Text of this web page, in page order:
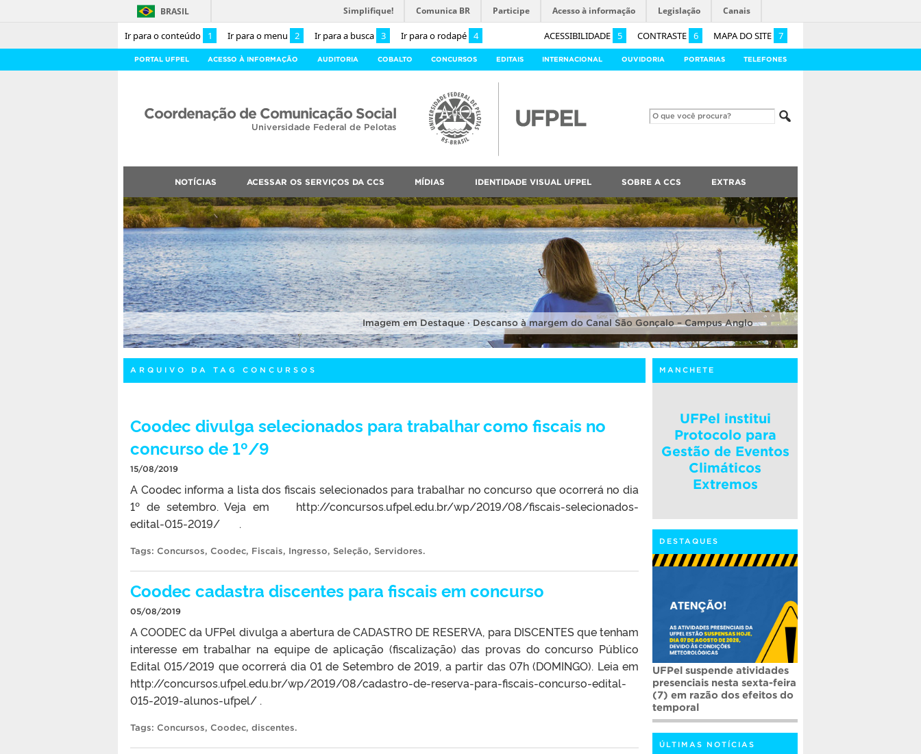
Ir para o conteúdo 1 Ir para o menu 2 Ir para a busca 3 Ir para o rodapé 4 ACESSIBILIDADE 5 CONTRASTE 6 MAPA DO SITE 7
BRASIL Simplifique! Comunica BR Participe Acesso à informação Legislação Canais
PORTAL UFPEL ACESSO À INFORMAÇÃO AUDITORIA COBALTO CONCURSOS EDITAIS INTERNACIONAL OUVIDORIA PORTARIAS TELEFONES
Coordenação de Comunicação Social
Universidade Federal de Pelotas
NOTÍCIAS ACESSAR OS SERVIÇOS DA CCS MÍDIAS IDENTIDADE VISUAL UFPEL SOBRE A CCS EXTRAS
Imagem em Destaque · Descanso à margem do Canal São Gonçalo – Campus Anglo
ARQUIVO DA TAG CONCURSOS
Coodec divulga selecionados para trabalhar como fiscais no
concurso de 1º/9
15/08/2019
A Coodec informa a lista dos fiscais selecionados para trabalhar no concurso que ocorrerá no dia
1º de setembro. Veja em http://concursos.ufpel.edu.br/wp/2019/08/fiscais-selecionados-
edital-015-2019/ .
Tags: Concursos, Coodec, Fiscais, Ingresso, Seleção, Servidores.
Coodec cadastra discentes para fiscais em concurso
05/08/2019
A COODEC da UFPel divulga a abertura de CADASTRO DE RESERVA, para DISCENTES que tenham
interesse em trabalhar na equipe de aplicação (fiscalização) das provas do concurso Público
Edital 015/2019 que ocorrerá dia 01 de Setembro de 2019, a partir das 07h (DOMINGO). Leia em
http://concursos.ufpel.edu.br/wp/2019/08/cadastro-de-reserva-para-fiscais-concurso-edital-
015-2019-alunos-ufpel/ .
Tags: Concursos, Coodec, discentes.
MANCHETE
UFPel institui
Protocolo para
Gestão de Eventos
Climáticos
Extremos
DESTAQUES
UFPel suspende atividades
presenciais nesta sexta-feira
(7) em razão dos efeitos do
temporal
ÚLTIMAS NOTÍCIAS